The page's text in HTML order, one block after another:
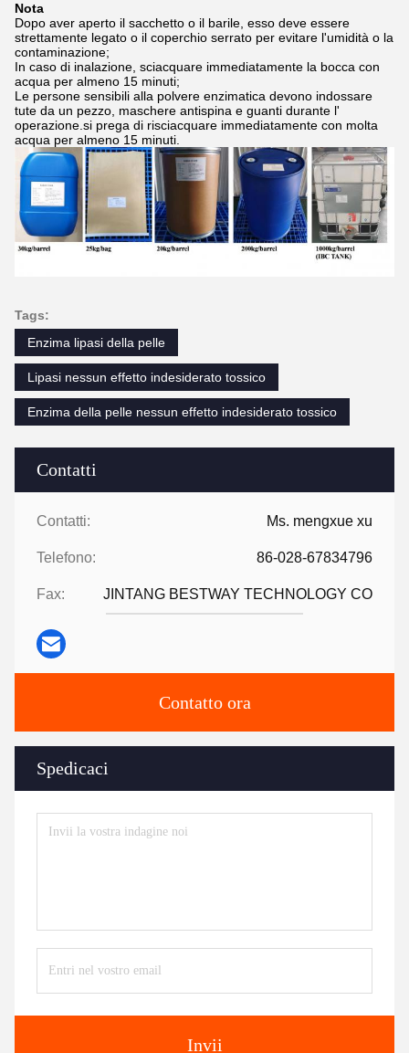
Contatti
Contatti: Ms. mengxue xu
Telefono: 86-028-67834796
Fax: JINTANG BESTWAY TECHNOLOGY CO
Contatto ora
Spedicaci
Invii
Nota
Dopo aver aperto il sacchetto o il barile, esso deve essere
strettamente legato o il coperchio serrato per evitare l'umidità o la
contaminazione;
In caso di inalazione, sciacquare immediatamente la bocca con
acqua per almeno 15 minuti;
Le persone sensibili alla polvere enzimatica devono indossare
tute da un pezzo, maschere antispina e guanti durante l'
operazione.si prega di risciacquare immediatamente con molta
acqua per almeno 15 minuti.
Tags:
Enzima lipasi della pelle
Lipasi nessun effetto indesiderato tossico
Enzima della pelle nessun effetto indesiderato tossico